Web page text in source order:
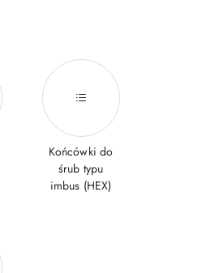
Końcówki do
śrub typu
imbus (HEX)